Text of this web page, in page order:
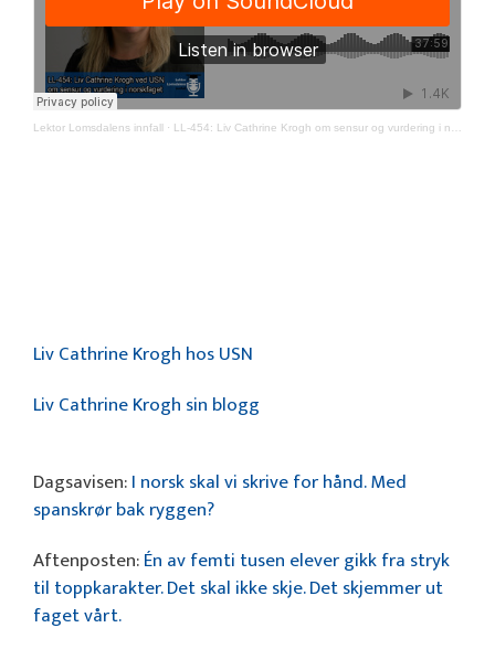
Lektor Lomsdalens innfall · LL-454: Liv Cathrine Krogh om sensur og vurdering i norskfaget
Liv Cathrine Krogh hos USN
Liv Cathrine Krogh sin blogg
Dagsavisen:I norsk skal vi skrive for hånd. Med
spanskrør bak ryggen?
Aftenposten:Én av femti tusen elever gikk fra stryk
til toppkarakter. Det skal ikke skje. Det skjemmer ut
faget vårt.